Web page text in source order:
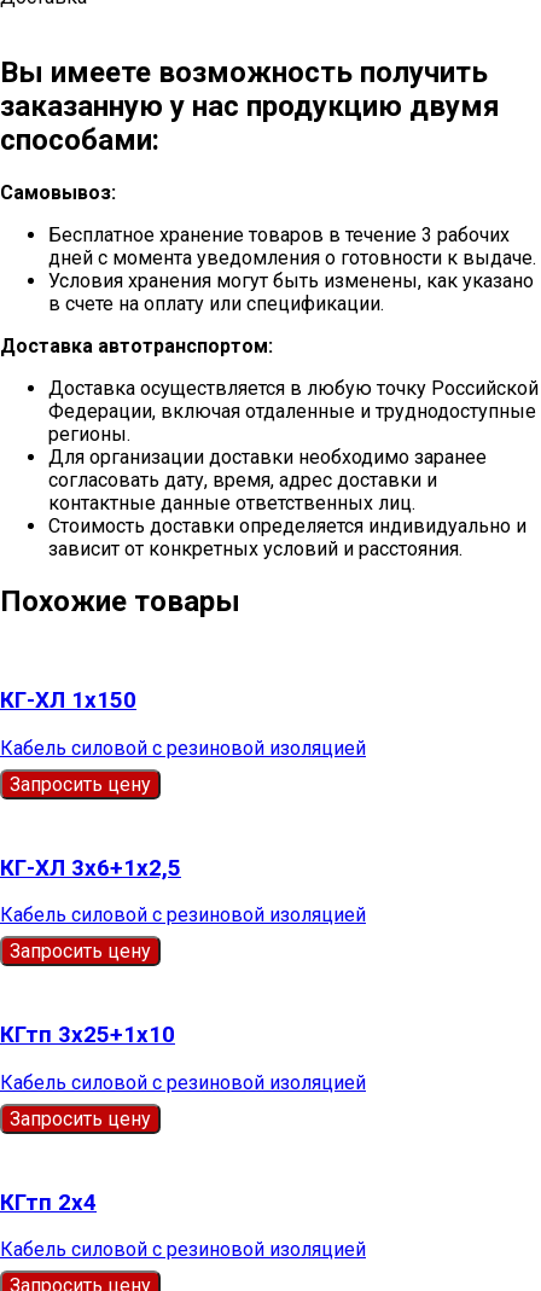
Вы имеете возможность получить
заказанную у нас продукцию двумя
способами:
Самовывоз:
Бесплатное хранение товаров в течение 3 рабочих
дней с момента уведомления о готовности к выдаче.
Условия хранения могут быть изменены, как указано
в счете на оплату или спецификации.
Доставка автотранспортом:
Доставка осуществляется в любую точку Российской
Федерации, включая отдаленные и труднодоступные
регионы.
Для организации доставки необходимо заранее
согласовать дату, время, адрес доставки и
контактные данные ответственных лиц.
Стоимость доставки определяется индивидуально и
зависит от конкретных условий и расстояния.
Похожие товары
КГ-ХЛ 1х150
Кабель силовой с резиновой изоляцией
Запросить цену
КГ-ХЛ 3х6+1х2,5
Кабель силовой с резиновой изоляцией
Запросить цену
КГтп 3х25+1х10
Кабель силовой с резиновой изоляцией
Запросить цену
КГтп 2х4
Кабель силовой с резиновой изоляцией
Запросить цену